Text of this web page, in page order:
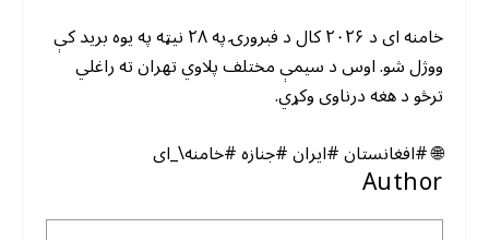
خامنه ای د ۲۰۲۶ کال د فبرورۍ په ۲۸ نیټه په یوه برید کې
ووژل شو. اوس د سیمې مختلف پلاوي تهران ته راغلي
ترڅو د هغه درناوی وکړي.
🌐 #افغانستان #ایران #جنازه #خامنه\_ای
Author